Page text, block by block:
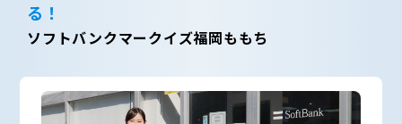
る！
ソフトバンクマークイズ福岡ももち